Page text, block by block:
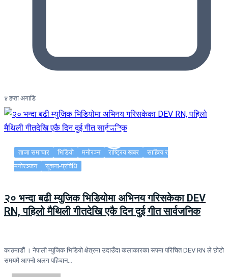
४ हप्ता अगाडि
ताजा समाचार भिडियो मनोरञ्न राष्ट्रिय खबर
साहित्य र
मनोरञ्जन
सूचना-प्रविधि
२० भन्दा बढी म्युजिक भिडियोमा अभिनय गरिसकेका DEV
RN, पहिलो मैथिली गीतदेखि एकै दिन दुई गीत सार्वजनिक
काठमाडौं । नेपाली म्युजिक भिडियो क्षेत्रमा उदाउँदा कलाकारका रूपमा परिचित DEV RN ले छोटो
समयमै आफ्नो अलग पहिचान…